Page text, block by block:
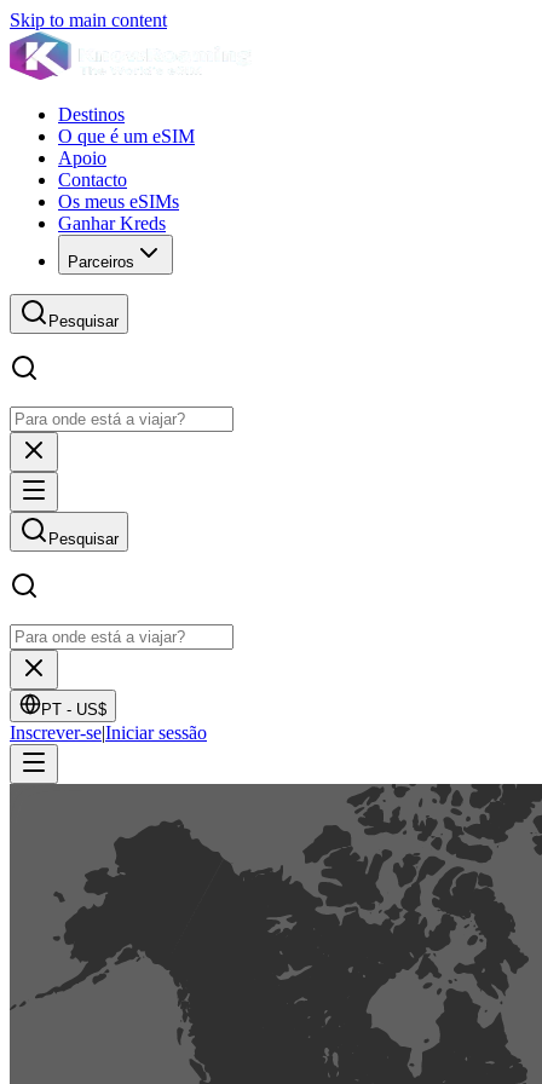
Skip to main content
Destinos
O que é um eSIM
Apoio
Contacto
Os meus eSIMs
Ganhar Kreds
Parceiros
Pesquisar
Pesquisar
PT - US$
Inscrever-se|Iniciar sessão